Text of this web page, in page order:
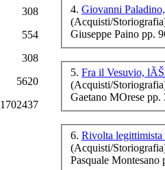
I
308
554
308
5620
1702437
4. Giovanni
(Acquisti/
Giuseppe Paino pp.
5.
(Acquisti/
Gaetano MOrese pp.
6. Rivolta
(Acquisti/
Pasquale Montesano